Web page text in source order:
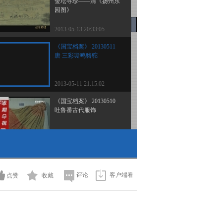
园图》
2013-05-13 20:33:05
《国宝档案》 20130511
唐 三彩嘶鸣骆驼
2013-05-11 21:15:02
《国宝档案》 20130510
吐鲁番古代服饰
2013-05-09 21:51:07
点赞 收藏 评论 客户端看